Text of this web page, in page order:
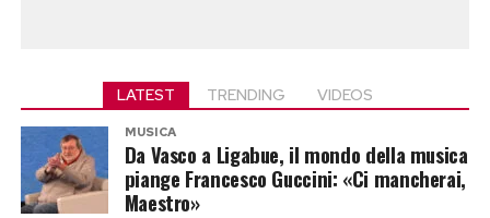
LATEST TRENDING VIDEOS
MUSICA
Da Vasco a Ligabue, il mondo della musica
piange Francesco Guccini: «Ci mancherai,
Maestro»